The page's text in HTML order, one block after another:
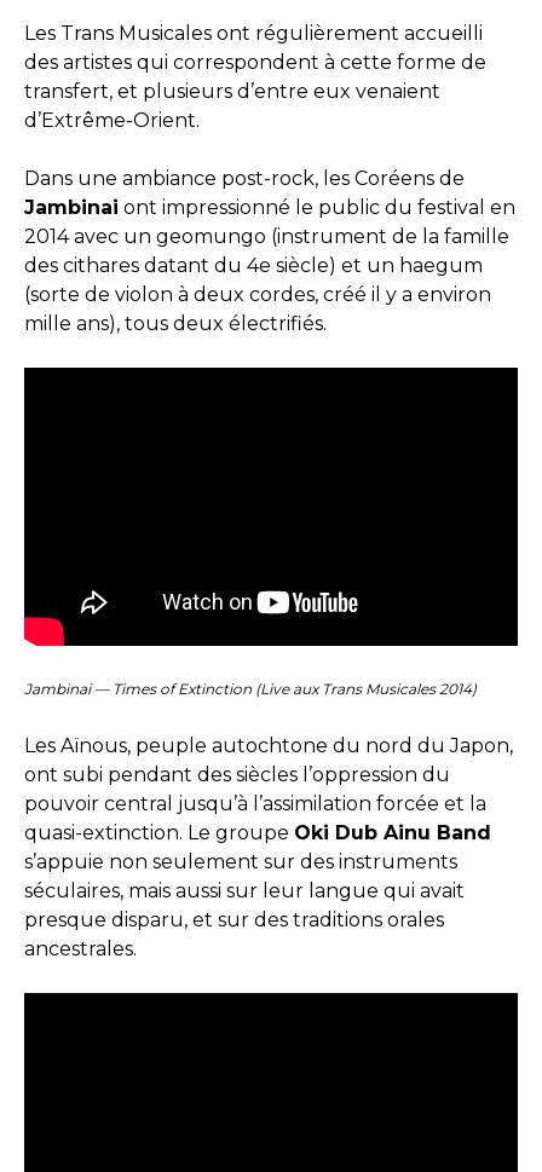
Les Trans Musicales ont régulièrement accueilli
des artistes qui correspondent à cette forme de
transfert, et plusieurs d’entre eux venaient
d’Extrême-Orient.
Dans une ambiance post-rock, les Coréens de
Jambinai ont impressionné le public du festival en
2014 avec un geomungo (instrument de la famille
des cithares datant du 4e siècle) et un haegum
(sorte de violon à deux cordes, créé il y a environ
mille ans), tous deux électrifiés.
Jambinai — Times of Extinction (Live aux Trans Musicales 2014)
Les Aïnous, peuple autochtone du nord du Japon,
ont subi pendant des siècles l’oppression du
pouvoir central jusqu’à l’assimilation forcée et la
quasi-extinction. Le groupe Oki Dub Ainu Band
s’appuie non seulement sur des instruments
séculaires, mais aussi sur leur langue qui avait
presque disparu, et sur des traditions orales
ancestrales.